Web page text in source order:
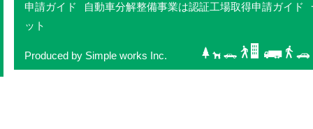
申請ガイド 自動車分解整備事業は認証工場取得申請ガイド
ット
Produced by Simple works Inc.